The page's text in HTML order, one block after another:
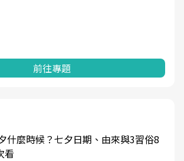
前往專題
什麼時候？七夕日期、由來與3習俗8
看